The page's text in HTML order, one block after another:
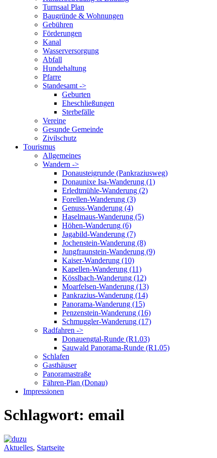
Turnsaal Plan
Baugründe & Wohnungen
Gebühren
Förderungen
Kanal
Wasserversorgung
Abfall
Hundehaltung
Pfarre
Standesamt ->
Geburten
Eheschließungen
Sterbefälle
Vereine
Gesunde Gemeinde
Zivilschutz
Tourismus
Allgemeines
Wandern ->
Donausteigrunde (Pankraziusweg)
Donaunixe Isa-Wanderung (1)
Erledtmühle-Wanderung (2)
Forellen-Wanderung (3)
Genuss-Wanderung (4)
Haselmaus-Wanderung (5)
Höhen-Wanderung (6)
Jagabild-Wanderung (7)
Jochenstein-Wanderung (8)
Jungfraunstein-Wanderung (9)
Kaiser-Wanderung (10)
Kapellen-Wanderung (11)
Kösslbach-Wanderung (12)
Moarfelsen-Wanderung (13)
Pankrazius-Wanderung (14)
Panorama-Wanderung (15)
Penzenstein-Wanderung (16)
Schmuggler-Wanderung (17)
Radfahren ->
Donauengtal-Runde (R1.03)
Sauwald Panorama-Runde (R1.05)
Schlafen
Gasthäuser
Panoramastraße
Fähren-Plan (Donau)
Impressionen
Schlagwort: email
Aktuelles, Startseite